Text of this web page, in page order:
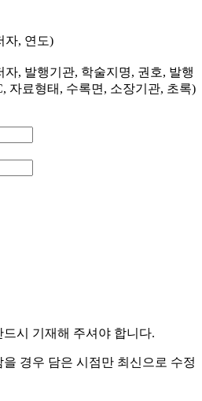
자, 연도)
자, 발행기관, 학술지명, 권호, 발행
자료형태, 수록면, 소장기관, 초록)
시 기재해 주셔야 합니다.
경우 담은 시점만 최신으로 수정